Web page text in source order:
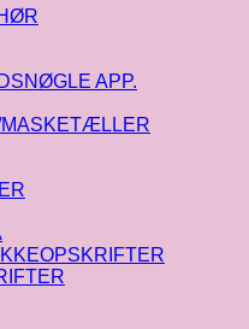
APP.